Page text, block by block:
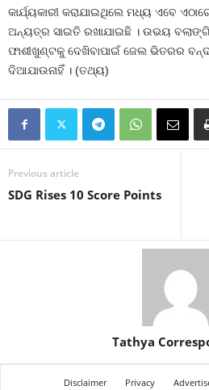
କାର୍ଯ୍ୟକାରୀ କରାଯାଇଥିଲେ ମଧ୍ୟ ଏବେ
ଅନ୍ୟତ୍ର ସାଇତି ରଖାଯାଇଛି । ଉଭୟ
ଫାଶୀଖୁଣ୍ଟକୁ ଦେଖିବାପାଇଁ ଜେଲ ଭିତରର
ଦିଆଯାଉନାହିଁ । (ତଥ୍ୟ)
Previous article
SDG Rises 10 Score Points
Tathya
Disclaimer Privacy